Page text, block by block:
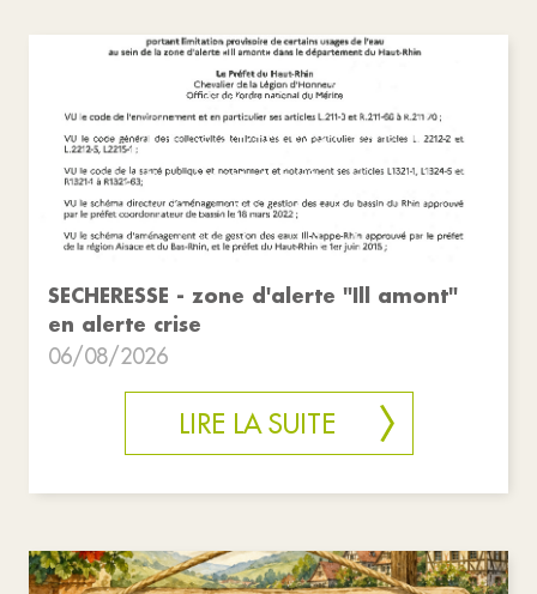
SECHERESSE - zone d'alerte "Ill amont"
en alerte crise
06/08/2026
LIRE LA SUITE